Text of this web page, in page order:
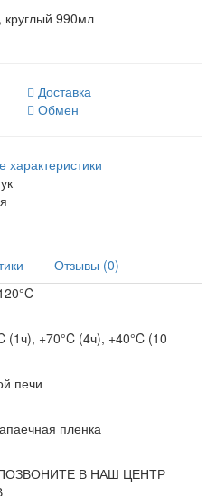
круглый 990мл
Доставка
Обмен
характеристики
Отзывы (0)
+70°C (4ч), +40°C (10
печи
пленка
В НАШ ЦЕНТР